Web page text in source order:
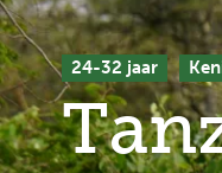
24-32 jaar